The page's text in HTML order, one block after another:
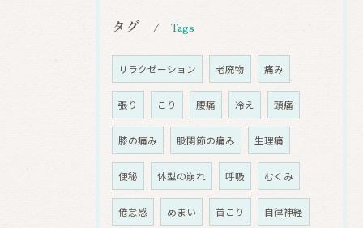
タグ Tags
リラクゼーション 老廃物 痛み
張り こり 腰痛 冷え 頭痛
膝の痛み 股関節の痛み 生理痛
便秘 体型の崩れ 呼吸 むくみ
倦怠感 めまい 首こり 自律神経